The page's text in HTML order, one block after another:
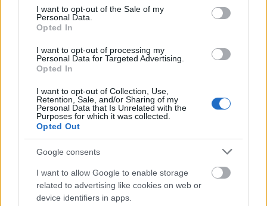
consent section.
I want to opt-out of the Sale of my
Personal Data.
Opted In
I want to opt-out of processing my
Personal Data for Targeted Advertising.
Opted In
I want to opt-out of Collection, Use,
Retention, Sale, and/or Sharing of my
Personal Data that Is Unrelated with the
Purposes for which it was collected.
Opted Out
Google consents
I want to allow Google to enable storage
related to advertising like cookies on web or
device identifiers in apps.
νομοσχέδιο One Big Beautiful Bill, επειδή δεν
περιλαμβάνει τις πολιτικές που ήθελε». «Δεν με
πειράζει που ο Έλον στράφηκε εναντίον μου, αλλά
θα έπρεπε να το είχε κάνει μήνες πριν», απάντησε
Τραμπ. «Αυτό είναι ένα από τα σπουδαιότερα
νομοσχέδια που έχουν παρουσιαστεί ποτέ στο
Κογκρέσο. Πρόκειται για μια μείωση ρεκόρ στα
Εάν αυτό το νομοσχέδιο δεν περάσει, θα υπάρξει
αύξηση φόρων κατά 68%, και πράγματα πολύ